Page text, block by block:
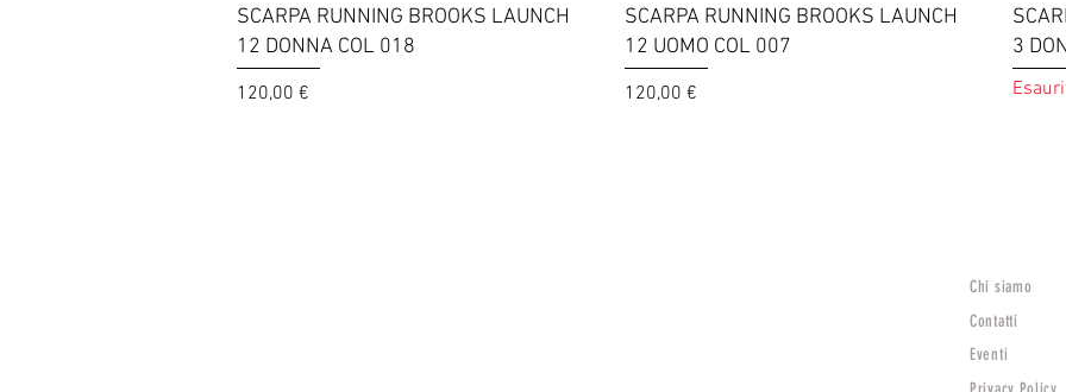
Vista rapida
SCARPA RUNNING BROOKS LAUNCH
12 DONNA COL 018
Prezzo
120,00 €
Vista rapida
SCARPA RUNNING BROOKS LAUNCH
12 UOMO COL 007
Prezzo
120,00 €
3
Chi siamo
Contatti
Eventi